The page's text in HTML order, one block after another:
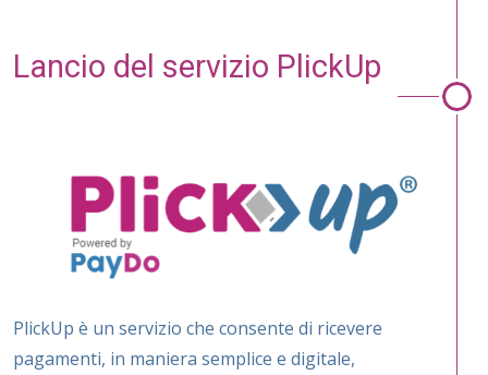
Lancio del ser­vizio PlickUp
PlickUp è un servizio che consente di ricevere
pagamenti, in maniera semplice e digitale,